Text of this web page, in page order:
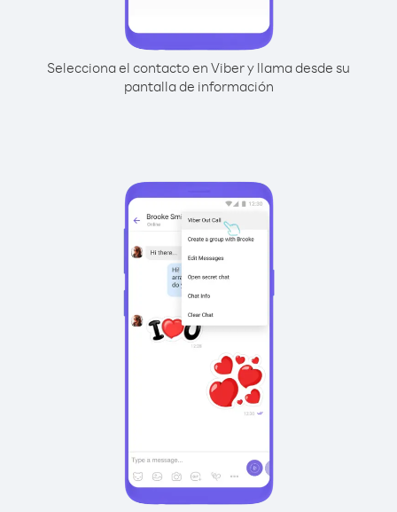
Selecciona el contacto en Viber y llama desde su
pantalla de información